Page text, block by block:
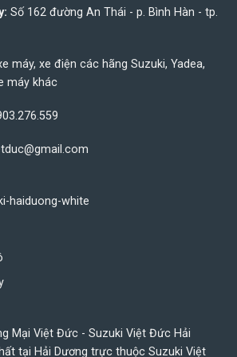
Số 162 đường An Thái - p. Bình Hàn - tp.
máy, xe điện các hãng Suzuki, Yadea,
máy khác
Mại Việt Đức - Suzuki Việt Đức Hải
tại Hải Dương trực thuộc Suzuki Việt